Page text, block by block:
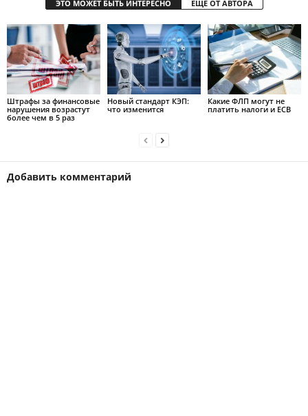
ЭТО МОЖЕТ БЫТЬ ИНТЕРЕСНО ЕЩЕ ОТ АВТОРА
Штрафы за финансовые
нарушения возрастут
более чем в 5 раз
Новый стандарт КЭП:
что изменится
Какие ФЛП могут не
платить налоги и ЕСВ
Добавить комментарий